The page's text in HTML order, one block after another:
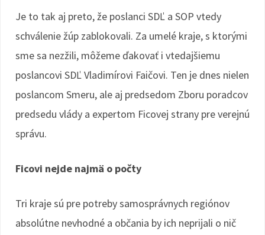
Je to tak aj preto, že poslanci SDĽ a SOP vtedy
schválenie žúp zablokovali. Za umelé kraje, s ktorými
sme sa nezžili, môžeme ďakovať i vtedajšiemu
poslancovi SDĽ Vladimírovi Faičovi. Ten je dnes nielen
poslancom Smeru, ale aj predsedom Zboru poradcov
predsedu vlády a expertom Ficovej strany pre verejnú
správu.
Ficovi nejde najmä o počty
Tri kraje sú pre potreby samosprávnych regiónov
absolútne nevhodné a občania by ich neprijali o nič